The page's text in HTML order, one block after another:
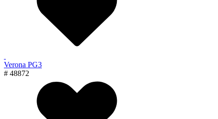
Verona PG3
# 48872